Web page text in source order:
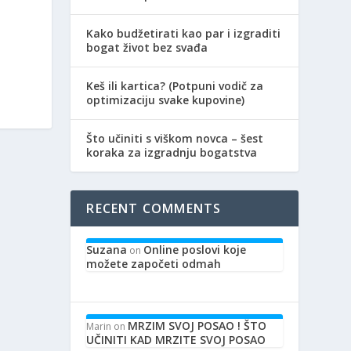
Kako budžetirati kao par i izgraditi
bogat život bez svađa
Keš ili kartica? (Potpuni vodič za
optimizaciju svake kupovine)
Što učiniti s viškom novca – šest
koraka za izgradnju bogatstva
RECENT COMMENTS
Suzana on Online poslovi koje
možete započeti odmah
Marin on MRZIM SVOJ POSAO ! ŠTO
UČINITI KAD MRZITE SVOJ POSAO